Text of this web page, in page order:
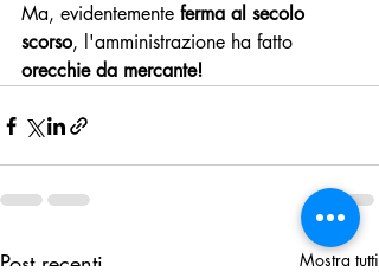
Ma, evidentemente ferma al secolo
scorso, l'amministrazione ha fatto
orecchie da mercante!
Post recenti Mostra tutti